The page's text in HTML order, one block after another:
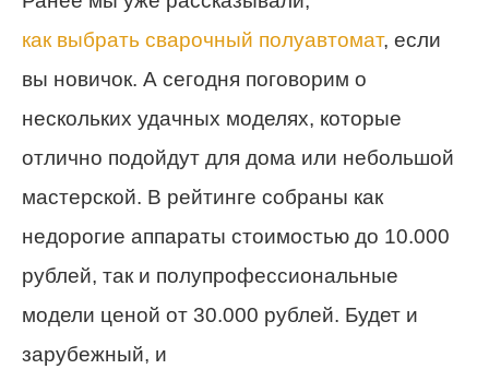
как выбрать сварочный полуавтомат, если
вы новичок. А сегодня поговорим о
нескольких удачных моделях, которые
отлично подойдут для дома или небольшой
мастерской. В рейтинге собраны как
недорогие аппараты стоимостью до 10.000
рублей, так и полупрофессиональные
модели ценой от 30.000 рублей. Будет и
зарубежный, и